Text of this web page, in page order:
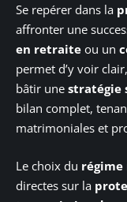
Se repérer dans la
affronter une
en retraite ou un
permet d’y voir
bâtir une stratégie
bilan complet,
matrimoniales et
Le choix du
directes sur la